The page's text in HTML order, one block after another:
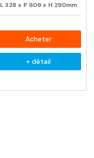
L 328 x P 609 x H 290mm
Acheter
+ détail